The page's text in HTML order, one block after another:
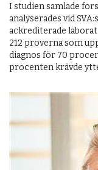
I studien samlade
analyserades vid
ackrediterade
212 proverna som
diagnos för 70
procenten krävde